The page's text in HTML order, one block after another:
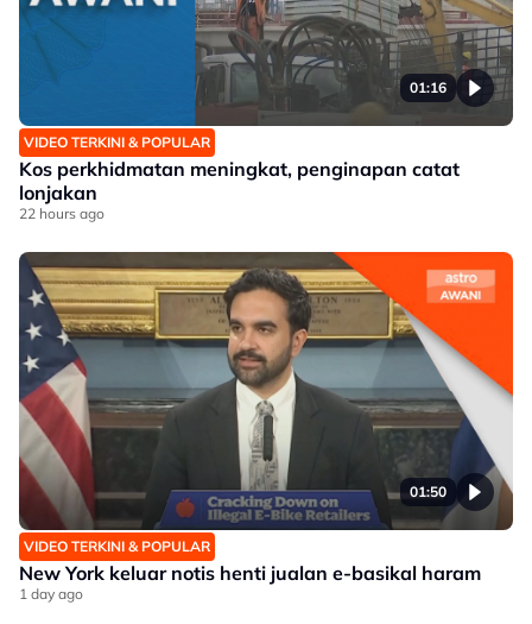
01:16
VIDEO TERKINI & POPULAR
Kos perkhidmatan meningkat, penginapan catat
lonjakan
22 hours ago
01:50
VIDEO TERKINI & POPULAR
New York keluar notis henti jualan e-basikal haram
1 day ago